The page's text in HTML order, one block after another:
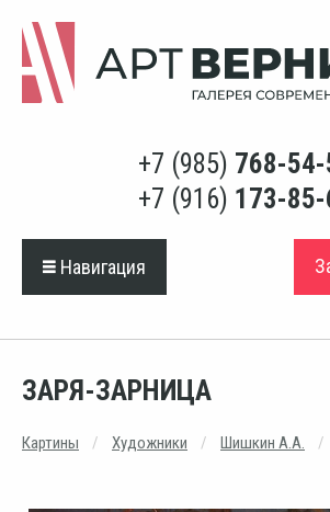
+7 (985) 768-
+7 (916) 173-
Навигация
ЗАРЯ-ЗАРНИЦА
Картины Художники Шишкин А.А.